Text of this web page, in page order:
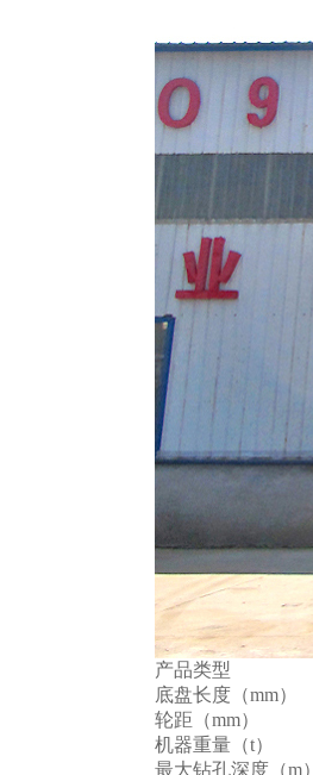
产品类型
底盘长度（mm）
轮距（mm）
机器重量（t）
最大钻孔深度（m）